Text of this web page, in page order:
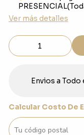
Ver más detalles
Envios a Todo
Calcular Costo De